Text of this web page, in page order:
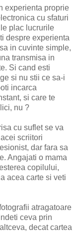
experienta proprie
cu sfaturi
plac lucrurile
despre experienta
in cuvinte simple,
transmisa in
Si cand esti
si nu stii ce sa-i
incarca
si care te
nu ?
cu suflet se va
scriitori
dar fara sa
Angajati o mama
copilului,
acea carte si veti
atragatoare
ceva prin
decat cartea